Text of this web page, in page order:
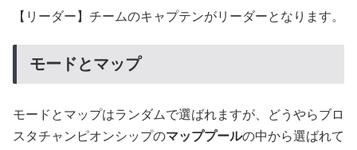
【リーダー】チームのキャプテンがリーダーとなります。
モードとマップ
モードとマップはランダムで選ばれますが、どうやらブロ
スタチャンピオンシップのマッププールの中から選ばれて